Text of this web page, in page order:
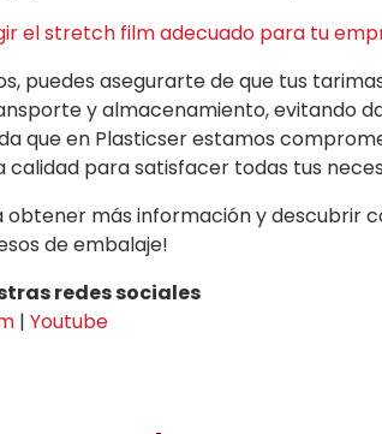
el stretch film adecuado para tu
puedes asegurarte de que tus
y almacenamiento, evitando
que en Plasticser estamos
calidad para satisfacer todas tus
obtener más información y descubrir
de embalaje!
redes sociales
| Youtube